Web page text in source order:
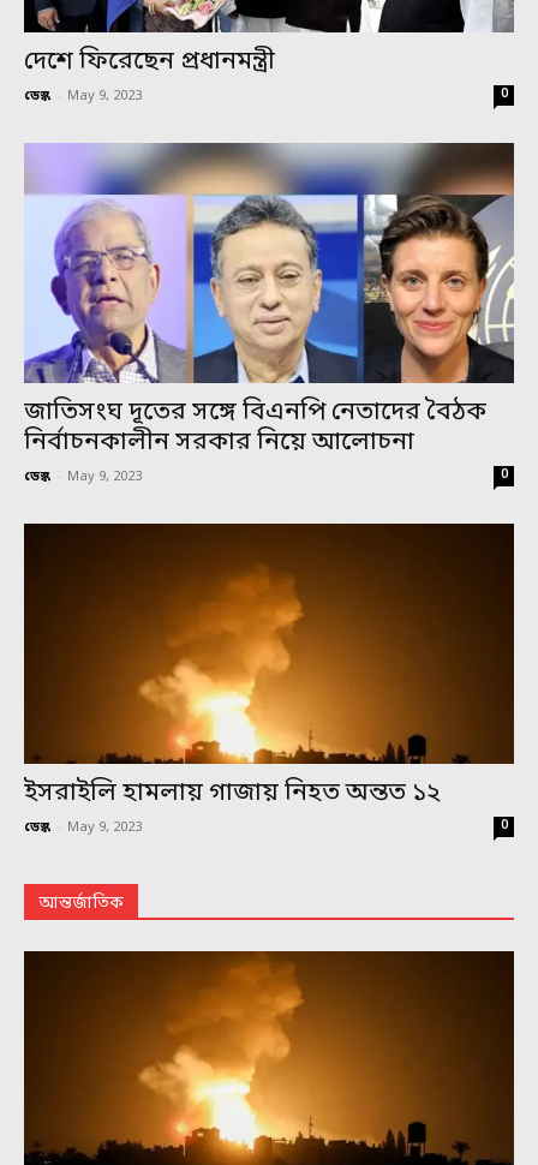
দেশে ফিরেছেন প্রধানমন্ত্রী
ডেস্ক - May 9, 2023 0
জাতিসংঘ দূতের সঙ্গে বিএনপি নেতাদের বৈঠক
নির্বাচনকালীন সরকার নিয়ে আলোচনা
ডেস্ক - May 9, 2023 0
ইসরাইলি হামলায় গাজায় নিহত অন্তত ১২
ডেস্ক - May 9, 2023 0
আন্তর্জাতিক